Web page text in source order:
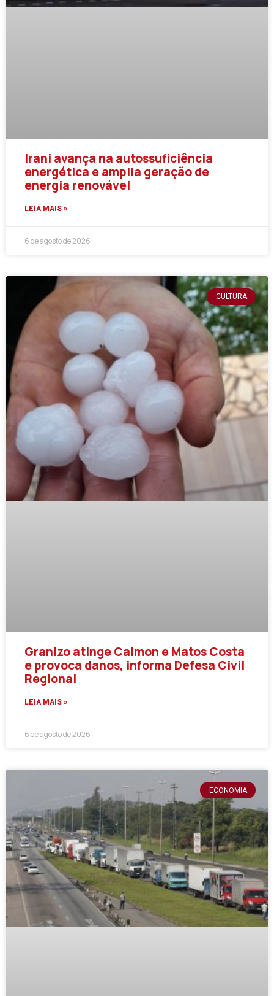
Irani avança na autossuficiência
energética e amplia geração de
energia renovável
LEIA MAIS »
6 de agosto de 2026
CULTURA
Granizo atinge Calmon e Matos Costa
e provoca danos, informa Defesa Civil
Regional
LEIA MAIS »
6 de agosto de 2026
ECONOMIA